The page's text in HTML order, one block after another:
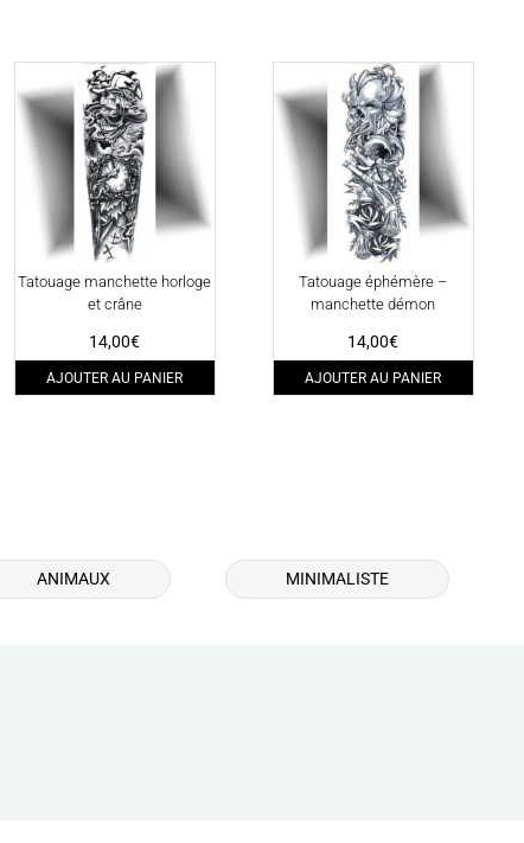
Tatouage manchette horloge
et crâne
14,00€
AJOUTER AU PANIER
Tatouage éphémère –
manchette démon
14,00€
AJOUTER AU PANIER
ANIMAUX MINIMALISTE